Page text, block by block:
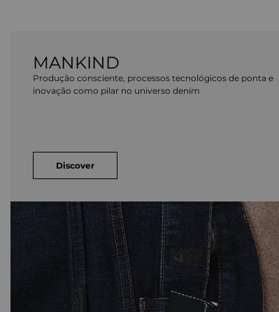
MANKIND
Produção consciente, processos tecnológicos de ponta e
inovação como pilar no universo denim
Discover